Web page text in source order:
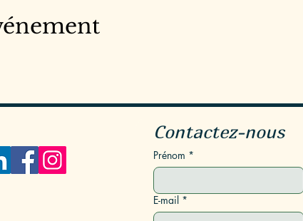
Contactez-nous
Prénom *
E-mail *